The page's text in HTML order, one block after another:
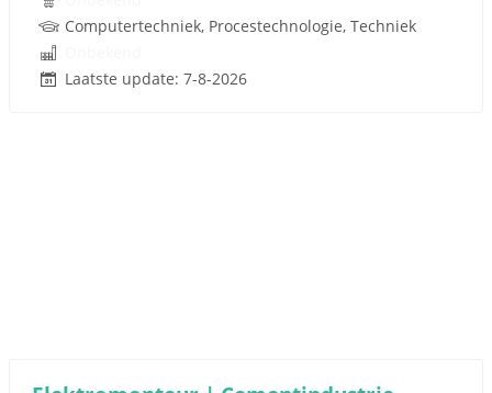
Computertechniek, Procestechnologie, Techniek
Laatste update: 7-8-2026